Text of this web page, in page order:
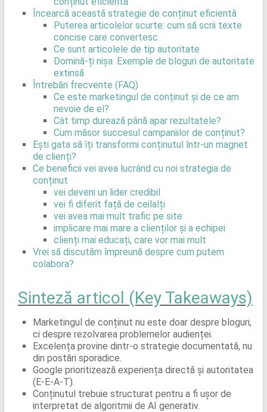
Încearcă această strategie de conținut eficientă
Puterea articolelor scurte: cum să scrii texte
concise care convertesc
Ce sunt articolele de tip autoritate
Domină-ți nișa: Exemple de bloguri de autoritate
extinsă
Întrebări frecvente (FAQ)
Ce este marketingul de conținut și de ce am
nevoie de el?
Cât timp durează până apar rezultatele?
Cum măsor succesul campaniilor de conținut?
Ești gata să îți transformi conținutul într-un magnet
de clienți?
Ce beneficii vei avea lucrând cu noi strategia de
conținut
vei deveni un lider credibil
vei fi diferit față de ceilalți
vei avea mai mult trafic pe site
implicare mai mare a clienților și a echipei
clienți mai educați, care vor mai mult
Vrei să discutăm împreună despre cum putem
colabora?
Sinteză articol (Key Takeaways)
Marketingul de conținut nu este doar despre bloguri,
ci despre rezolvarea problemelor audienței.
Excelența provine dintr-o strategie documentată, nu
din postări sporadice.
Google prioritizează experiența directă și autoritatea
(E-E-A-T).
Conținutul trebuie structurat pentru a fi ușor de
interpretat de algoritmii de AI generativ.